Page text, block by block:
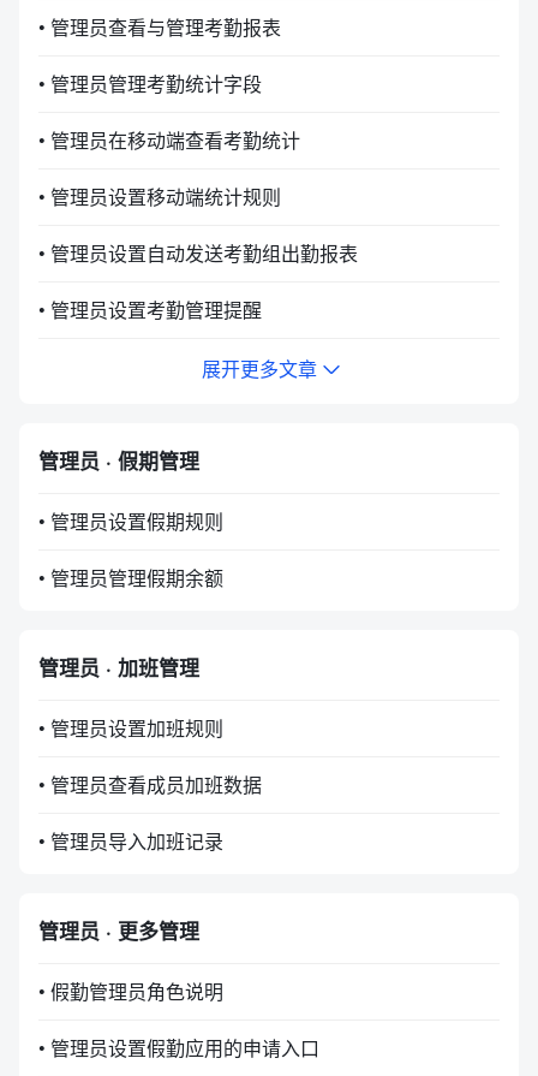
• 管理员查看与管理考勤报表
• 管理员管理考勤统计字段
• 管理员在移动端查看考勤统计
• 管理员设置移动端统计规则
• 管理员设置自动发送考勤组出勤报表
• 管理员设置考勤管理提醒
展开更多文章
管理员 · 假期管理
• 管理员设置假期规则
• 管理员管理假期余额
管理员 · 加班管理
• 管理员设置加班规则
• 管理员查看成员加班数据
• 管理员导入加班记录
管理员 · 更多管理
• 假勤管理员角色说明
• 管理员设置假勤应用的申请入口